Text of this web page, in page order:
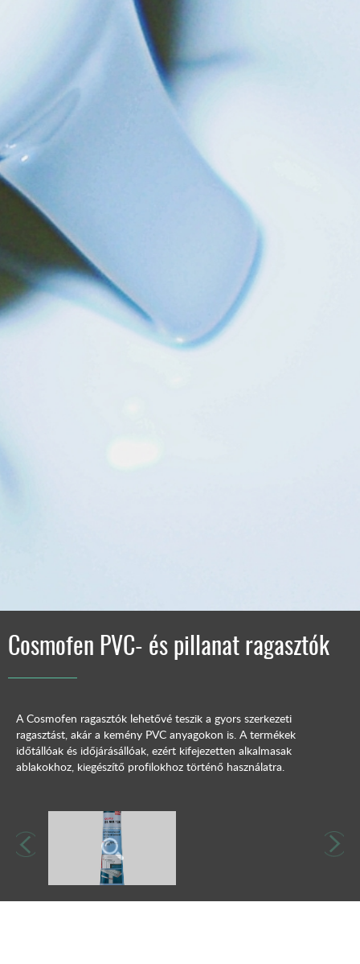
Cosmofen PVC- és pillanat ragasztók
A Cosmofen ragasztók lehetővé teszik a gyors szerkezeti
ragasztást, akár a kemény PVC anyagokon is. A termékek
időtállóak és időjárásállóak, ezért kifejezetten alkalmasak
ablakokhoz, kiegészítő profilokhoz történő használatra.